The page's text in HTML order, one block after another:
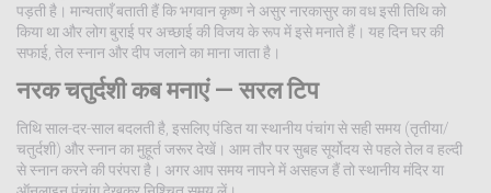
पड़ती है। मान्यताएँ बताती हैं कि भगवान कृष्ण ने असुर नारकासुर का वध इसी तिथि को
किया था और लोग बुराई पर अच्छाई की विजय के रूप में इसे मनाते हैं। यह दिन घर की
सफाई, तेल स्नान और दीप जलाने का माना जाता है।
नरक चतुर्दशी कब मनाएं — सरल टिप
तिथि साल-दर-साल बदलती है, इसलिए पंडित या स्थानीय पंचांग से सही समय (तृतीया/
चतुर्दशी) और स्नान का मुहूर्त जरूर देखें। आम तौर पर सुबह सूर्योदय से पहले तेल व हल्दी
से स्नान करने की परंपरा है। अगर आप समय नापने में असहज हैं तो स्थानीय मंदिर या